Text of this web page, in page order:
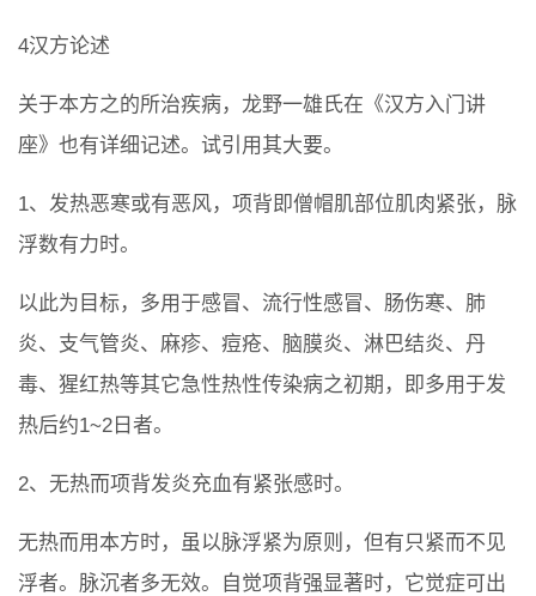
4汉方论述
关于本方之的所治疾病，龙野一雄氏在《汉方入门讲
座》也有详细记述。试引用其大要。
1、发热恶寒或有恶风，项背即僧帽肌部位肌肉紧张，脉
浮数有力时。
以此为目标，多用于感冒、流行性感冒、肠伤寒、肺
炎、支气管炎、麻疹、痘疮、脑膜炎、淋巴结炎、丹
毒、猩红热等其它急性热性传染病之初期，即多用于发
热后约1~2日者。
2、无热而项背发炎充血有紧张感时。
无热而用本方时，虽以脉浮紧为原则，但有只紧而不见
浮者。脉沉者多无效。自觉项背强显著时，它觉症可出